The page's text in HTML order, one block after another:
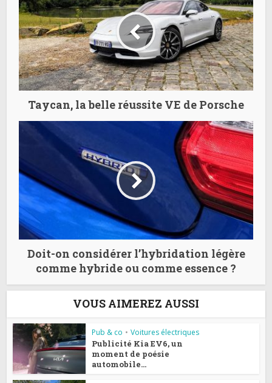
Taycan, la belle réussite VE de Porsche
Doit-on considérer l’hybridation légère
comme hybride ou comme essence ?
VOUS AIMEREZ AUSSI
Pub & co • Voitures électriques
Publicité Kia EV6, un
moment de poésie
automobile...